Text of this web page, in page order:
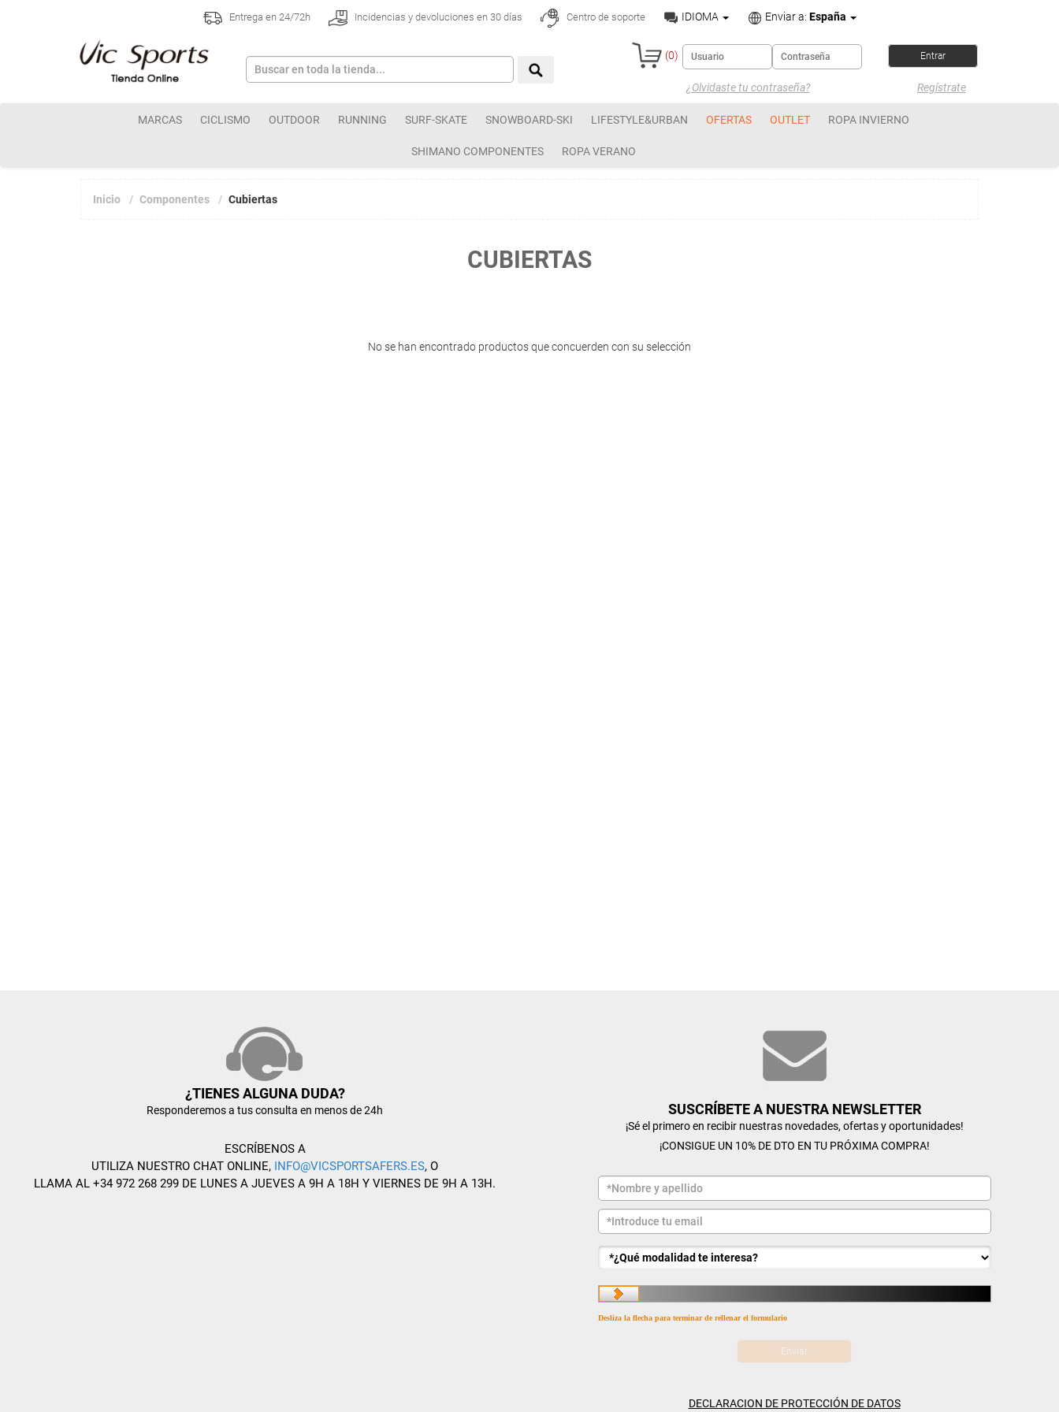
Entrega en 24/72h Incidencias y devoluciones en 30 días Centro de soporte IDIOMA Enviar a: España
(0)
¿Olvidaste tu contraseña? Regístrate
MARCAS CICLISMO OUTDOOR RUNNING SURF-SKATE SNOWBOARD-SKI LIFESTYLE&URBAN OFERTAS OUTLET ROPA INVIERNO
SHIMANO COMPONENTES ROPA VERANO
Inicio Componentes Cubiertas
CUBIERTAS
No se han encontrado productos que concuerden con su selección
¿TIENES ALGUNA DUDA?
Responderemos a tus consulta en menos de 24h
ESCRÍBENOS A
UTILIZA NUESTRO CHAT ONLINE, INFO@VICSPORTSAFERS.ES, O
LLAMA AL +34 972 268 299 DE LUNES A JUEVES A 9H A 18H Y VIERNES DE 9H A 13H.
SUSCRÍBETE A NUESTRA NEWSLETTER
¡Sé el primero en recibir nuestras novedades, ofertas y oportunidades!
¡CONSIGUE UN 10% DE DTO EN TU PRÓXIMA COMPRA!
Desliza la flecha para terminar de rellenar el formulario
DECLARACION DE PROTECCIÓN DE DATOS